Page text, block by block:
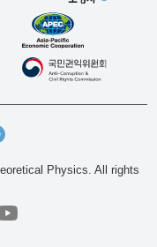
Physics. All rights